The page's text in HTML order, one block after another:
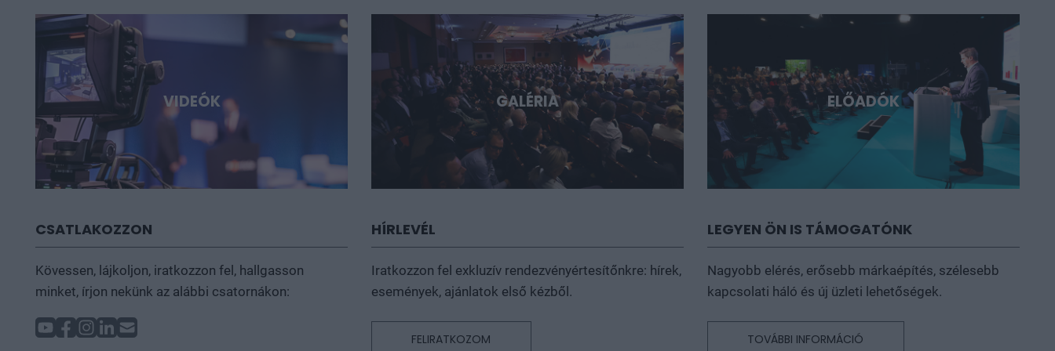
VIDEÓK GALÉRIA ELŐADÓK
CSATLAKOZZON
Kövessen, lájkoljon, iratkozzon fel, hallgasson
minket, írjon nekünk az alábbi csatornákon:
HÍRLEVÉL
Iratkozzon fel exkluzív rendezvényértesítőnkre: hírek,
események, ajánlatok első kézből.
FELIRATKOZOM
LEGYEN ÖN IS TÁMOGATÓNK
Nagyobb elérés, erősebb márkaépítés, szélesebb
kapcsolati háló és új üzleti lehetőségek.
TOVÁBBI INFORMÁCIÓ